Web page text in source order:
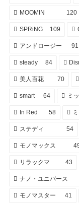
MOOMIN 120
SPRiNG 109
アンドロージー 91
steady 84
美人百花 70
smart 64 ミ
In Red 58
ステディ 54
モノマックス
リラックマ 43
ナノ・ユニバース
モノマスター 41